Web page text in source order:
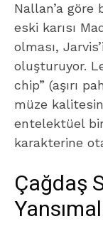
Nallan’a göre
eski karısı
olması,
oluşturuyor.
chip” (aşırı
müze
entelektüel
karakterine
Çağdaş